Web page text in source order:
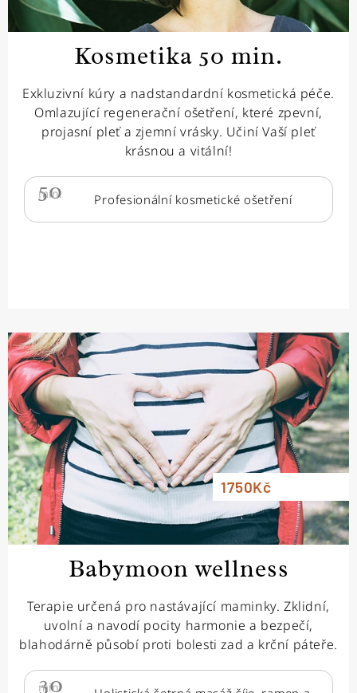
Kosmetika 50 min.
Exkluzivní kúry a nadstandardní kosmetická péče.
Omlazující regenerační ošetření, které zpevní,
projasní pleť a zjemní vrásky. Učiní Vaší pleť
krásnou a vitální!
50
min. Profesionální kosmetické ošetření
1750Kč
Babymoon wellness
Terapie určená pro nastávající maminky. Zklidní,
uvolní a navodí pocity harmonie a bezpečí,
blahodárně působí proti bolesti zad a krční páteře.
30
min.